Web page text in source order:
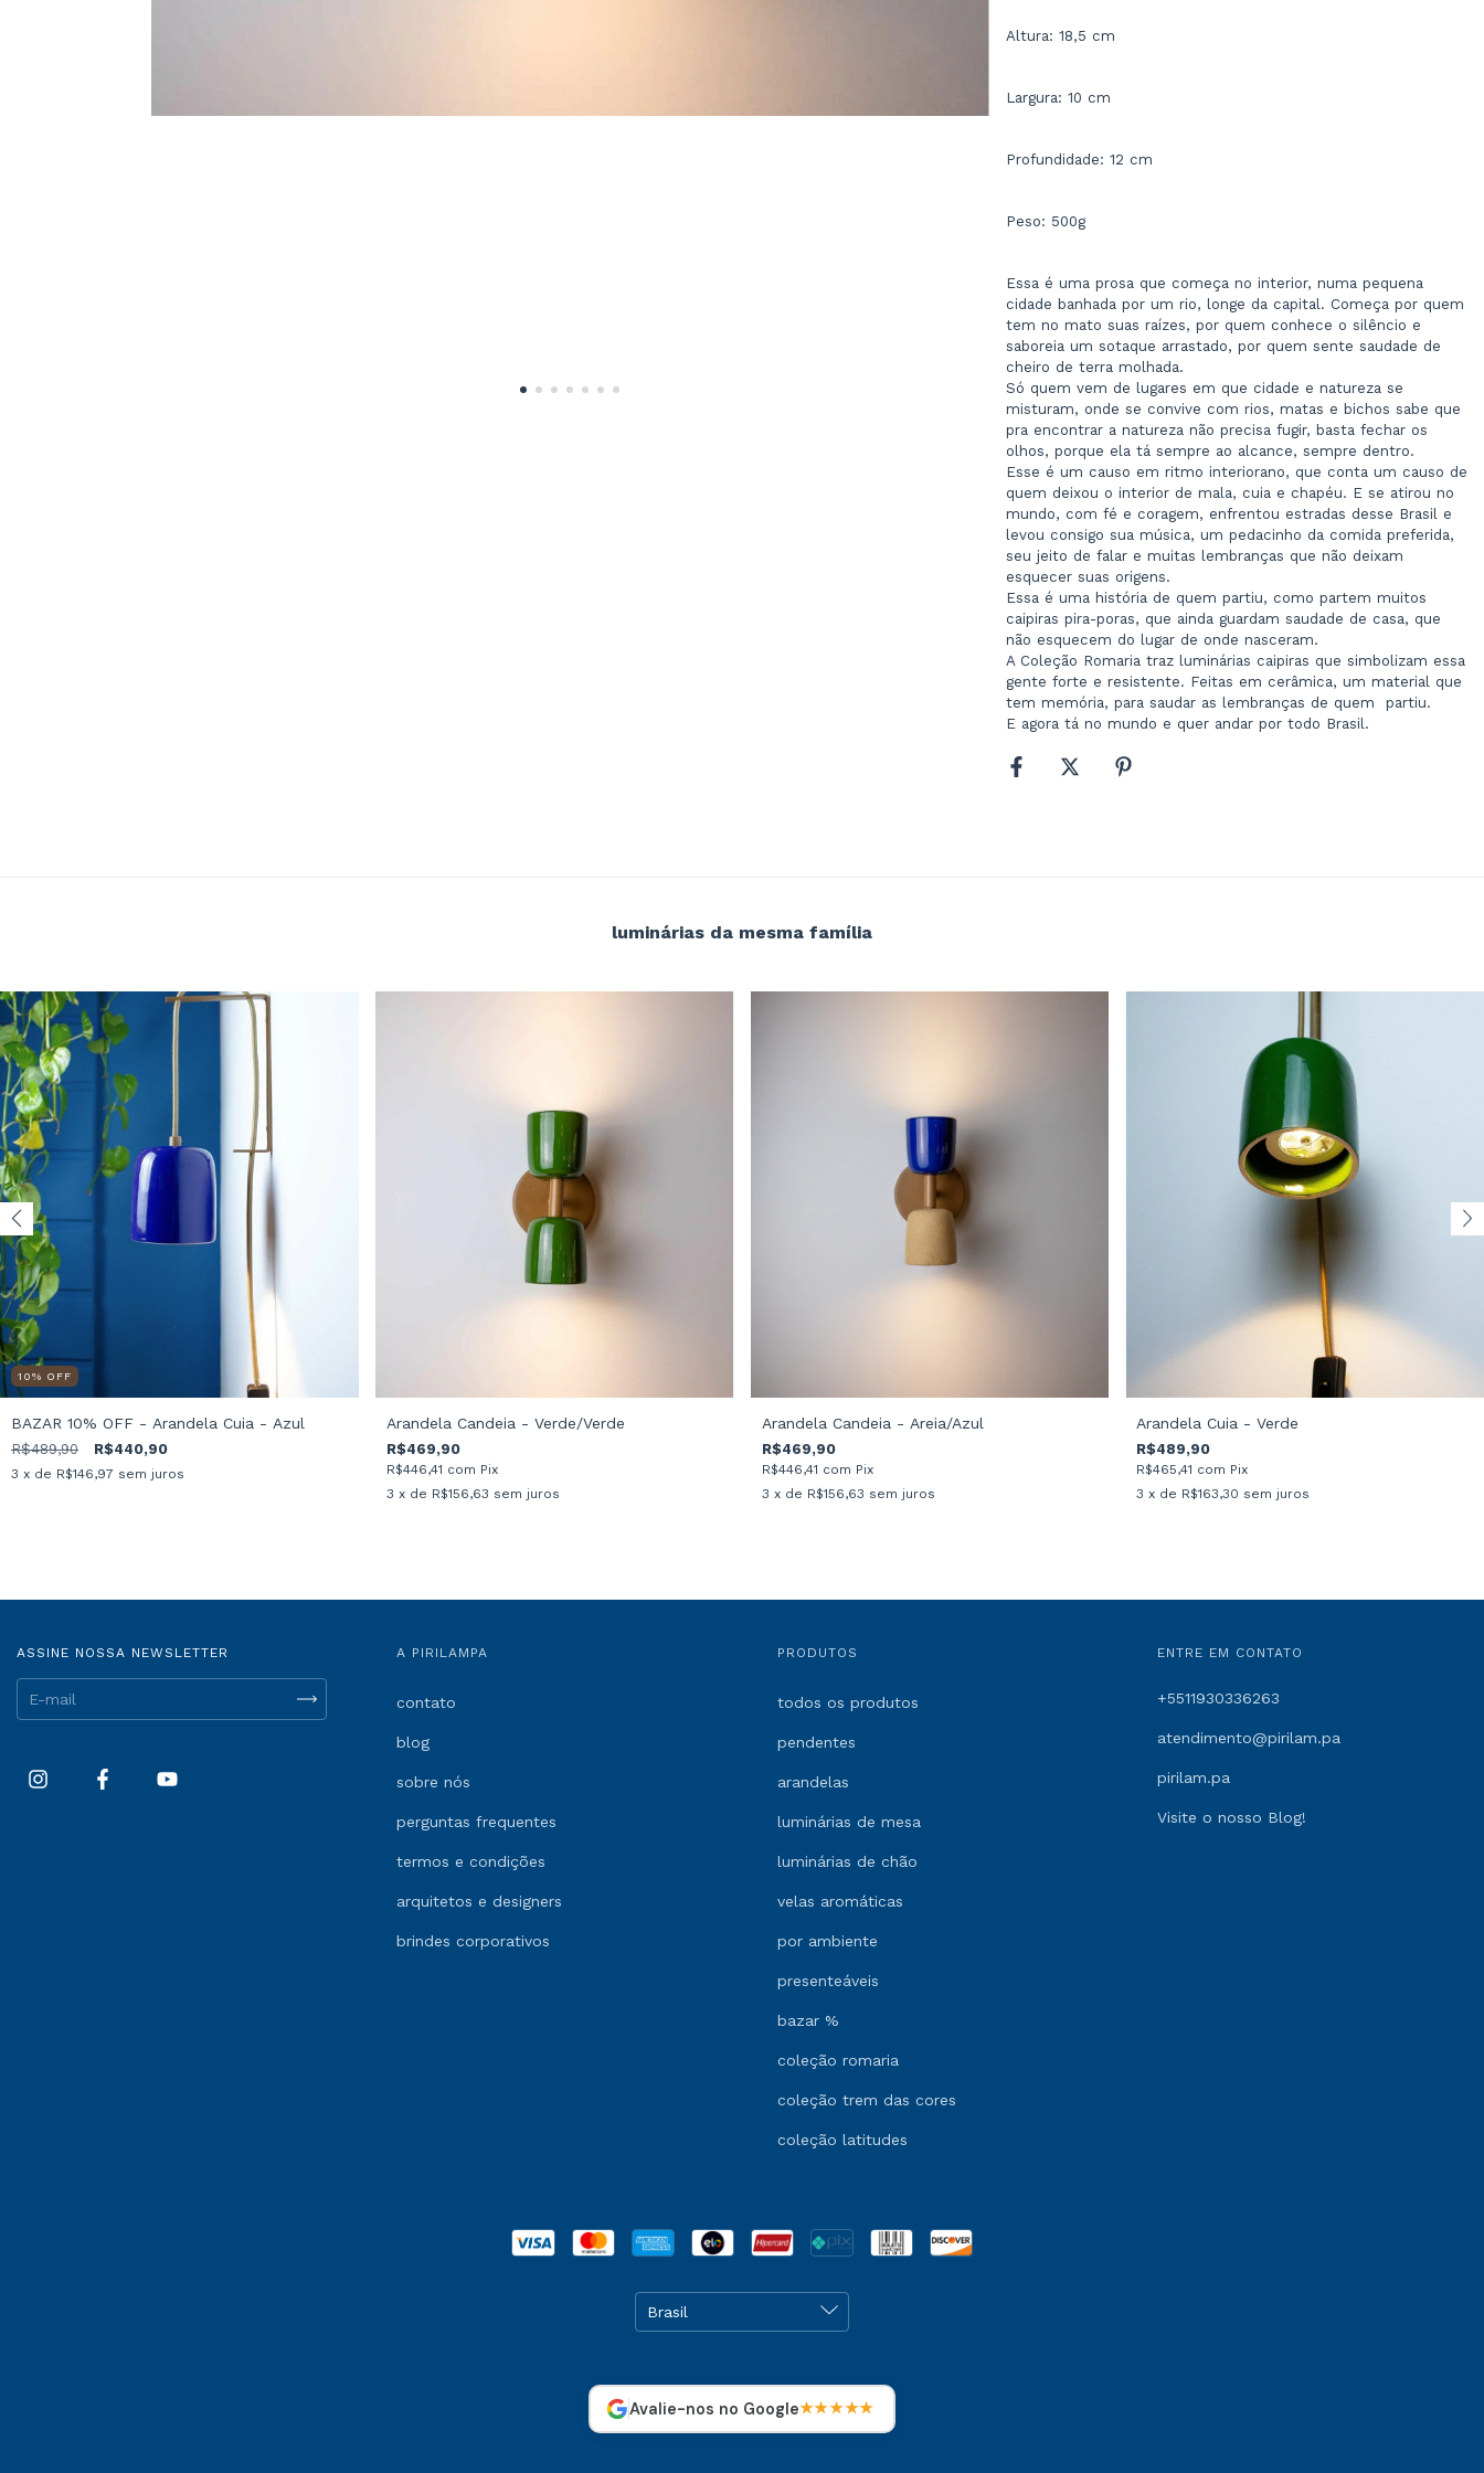
Altura: 18,5 cm
Largura: 10 cm
Profundidade: 12 cm
Peso: 500g
Essa é uma prosa que começa no interior, numa pequena
cidade banhada por um rio, longe da capital. Começa por quem
tem no mato suas raízes, por quem conhece o silêncio e
saboreia um sotaque arrastado, por quem sente saudade de
cheiro de terra molhada.
Só quem vem de lugares em que cidade e natureza se
misturam, onde se convive com rios, matas e bichos sabe que
pra encontrar a natureza não precisa fugir, basta fechar os
olhos, porque ela tá sempre ao alcance, sempre dentro.
Esse é um causo em ritmo interiorano, que conta um causo de
quem deixou o interior de mala, cuia e chapéu. E se atirou no
mundo, com fé e coragem, enfrentou estradas desse Brasil e
levou consigo sua música, um pedacinho da comida preferida,
seu jeito de falar e muitas lembranças que não deixam
esquecer suas origens.
Essa é uma história de quem partiu, como partem muitos
caipiras pira-poras, que ainda guardam saudade de casa, que
não esquecem do lugar de onde nasceram.
A Coleção Romaria traz luminárias caipiras que simbolizam essa
gente forte e resistente. Feitas em cerâmica, um material que
tem memória, para saudar as lembranças de quem  partiu.
E agora tá no mundo e quer andar por todo Brasil.
luminárias da mesma família
10% OFF
BAZAR 10% OFF - Arandela Cuia - Azul
R$489,90 R$440,90
3 x de R$146,97 sem juros
Arandela Candeia - Verde/Verde
R$469,90
R$446,41 com Pix
3 x de R$156,63 sem juros
Arandela Candeia - Areia/Azul
R$469,90
R$446,41 com Pix
3 x de R$156,63 sem juros
Arandela Cuia - Verde
R$489,90
R$465,41 com Pix
3 x de R$163,30 sem juros
ASSINE NOSSA NEWSLETTER A PIRILAMPA
contato
blog
sobre nós
perguntas frequentes
termos e condições
arquitetos e designers
brindes corporativos
PRODUTOS
todos os produtos
pendentes
arandelas
luminárias de mesa
luminárias de chão
velas aromáticas
por ambiente
presenteáveis
bazar %
coleção romaria
coleção trem das cores
coleção latitudes
ENTRE EM CONTATO
+5511930336263
atendimento@pirilam.pa
pirilam.pa
Visite o nosso Blog!
Avalie-nos no Google★★★★★